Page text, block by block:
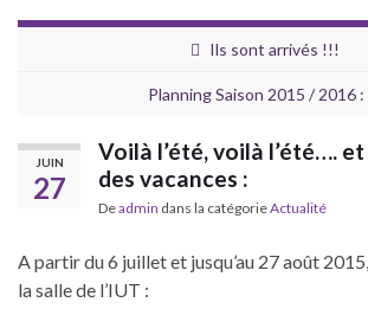
Ils sont arrivés !!!
Planning Saison 2015 / 2016 :
JUIN
27
Voilà l’été, voilà l’été….
des vacances :
Deadmin dans la catégorieActualité
A partir du 6 juillet et jusqu’au 27 août
la salle de l’IUT :